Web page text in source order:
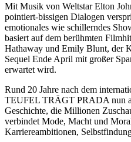
Mit Musik von Weltstar Elton
pointiert-bissigen Dialogen
emotionales wie schillerndes
basiert auf dem berühmten
Hathaway und Emily Blunt, der
Sequel Ende April mit großer
erwartet wird.
Rund 20 Jahre nach dem
TEUFEL TRÄGT PRADA nun
Geschichte, die Millionen
verbindet Mode, Macht und
Karriereambitionen,